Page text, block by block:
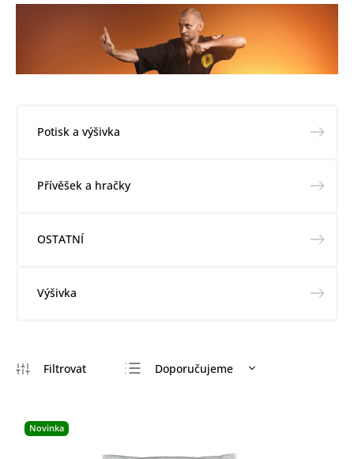
Potisk a výšivka
Přívěšek a hračky
OSTATNÍ
Výšivka
Doporučujeme
Novinka